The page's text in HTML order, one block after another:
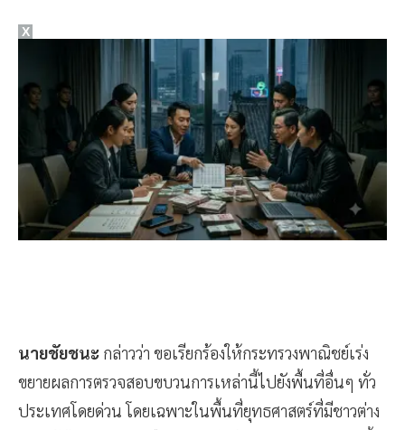
นายชัยชนะ กล่าวว่า ขอเรียกร้องให้กระทรวงพาณิชย์เร่ง
ขยายผลการตรวจสอบขบวนการเหล่านี้ไปยังพื้นที่อื่นๆ ทั่ว
ประเทศโดยด่วน โดยเฉพาะในพื้นที่ยุทธศาสตร์ที่มีชาวต่าง
X